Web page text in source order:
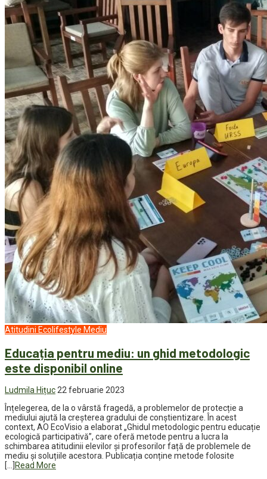
Atitudini Ecolifestyle Mediu
Educația pentru mediu: un ghid metodologic
este disponibil online
Ludmila Hițuc 22 februarie 2023
Înțelegerea, de la o vârstă fragedă, a problemelor de protecție a
mediului ajută la creșterea gradului de conștientizare. În acest
context, AO EcoVisio a elaborat „Ghidul metodologic pentru educație
ecologică participativă”, care oferă metode pentru a lucra la
schimbarea atitudinii elevilor și profesorilor față de problemele de
mediu și soluțiile acestora. Publicația conține metode folosite
[…]
Read More